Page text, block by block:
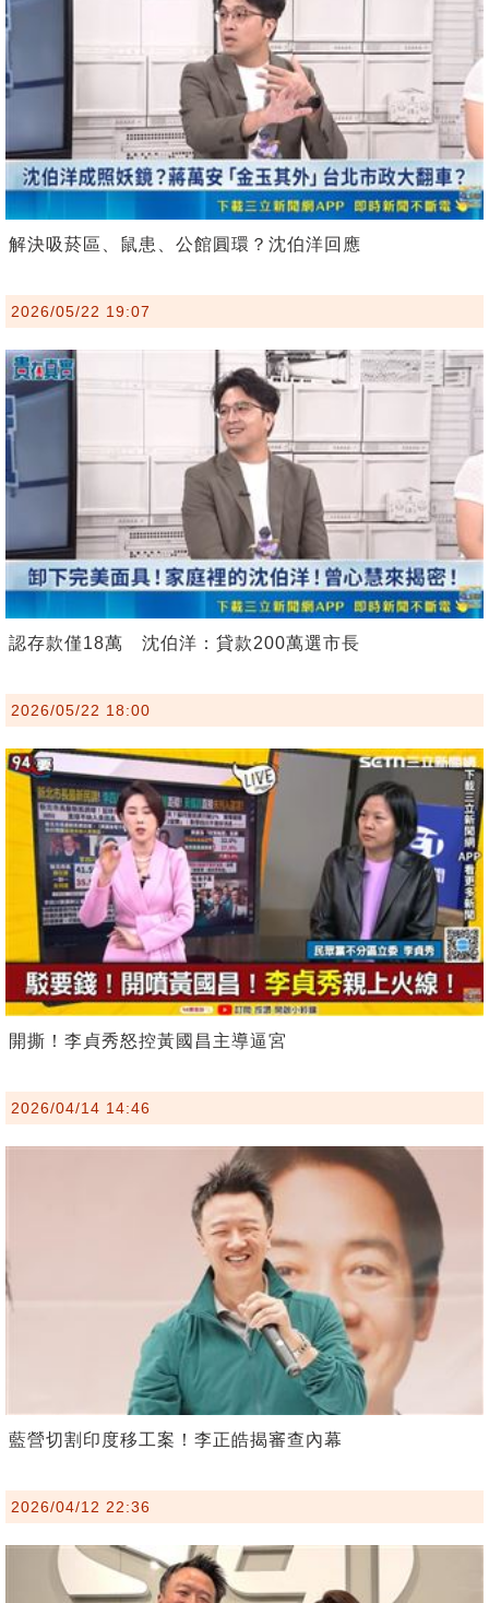
解決吸菸區、鼠患、公館圓環？沈伯洋回應
2026/05/22 19:07
認存款僅18萬 沈伯洋：貸款200萬選市長
2026/05/22 18:00
開撕！李貞秀怒控黃國昌主導逼宮
2026/04/14 14:46
藍營切割印度移工案！李正皓揭審查內幕
2026/04/12 22:36